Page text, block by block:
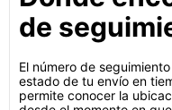
de
El número de
estado de tu envío en
permite conocer la